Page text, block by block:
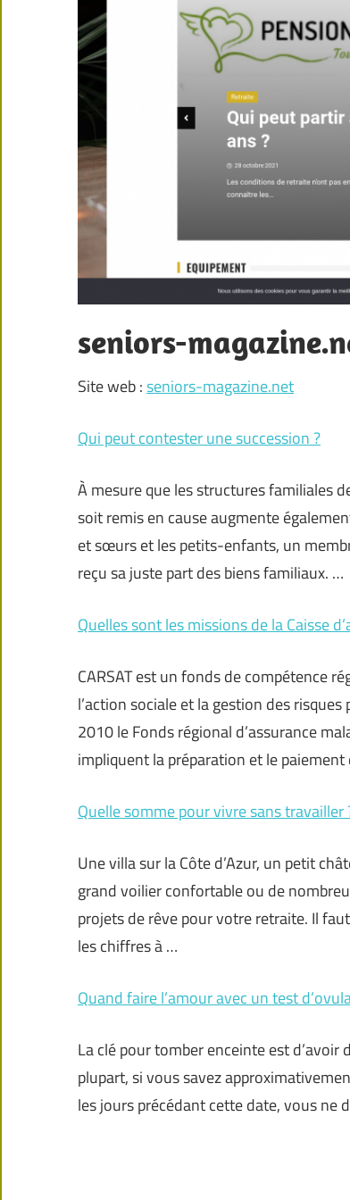
seniors-
Site web :seniors-magazine.net
Qui peut contester une succession ?
À mesure que les structures familiales
soit remis en cause augmente
et sœurs et les petits-enfants, un
reçu sa juste part des biens familiaux. …
Quelles sont les missions de la Caisse
CARSAT est un fonds de compétence
l’action sociale et la gestion des
2010 le Fonds régional d’assurance
impliquent la préparation et le
Quelle somme pour vivre sans travailler
Une villa sur la Côte d’Azur, un petit
grand voilier confortable ou de
projets de rêve pour votre retraite. Il
les chiffres à …
Quand faire l’amour avec un test
La clé pour tomber enceinte est
plupart, si vous savez
les jours précédant cette date, vous ne